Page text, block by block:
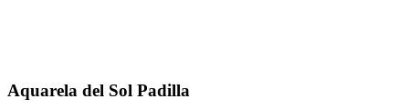
Aquarela del Sol Padilla